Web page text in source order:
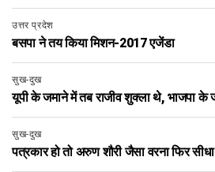
उत्तर प्रदेश
बसपा ने तय किया मिशन-2017 एजेंडा
सुख-दुख
यूपी के जमाने में तब राजीव शुक्ला थे, भाजपा के
सुख-दुख
पत्रकार हो तो अरुण शौरी जैसा वरना फिर